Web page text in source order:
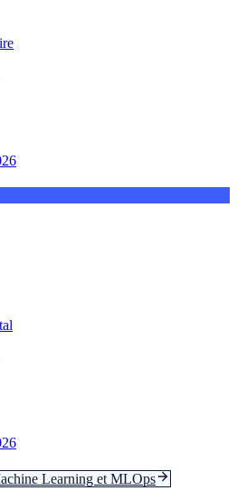
Learning et MLOps